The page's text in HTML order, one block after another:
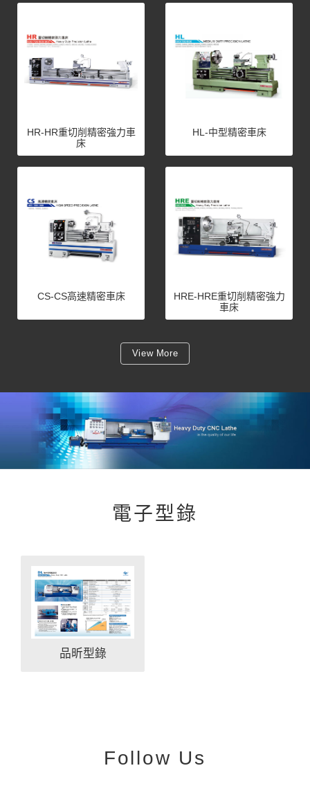
HR-HR重切削精密強力車
床
HL-中型精密車床
CS-CS高速精密車床
HRE-HRE重切削精密強力
車床
View More
電子型錄
品昕型錄
Follow Us